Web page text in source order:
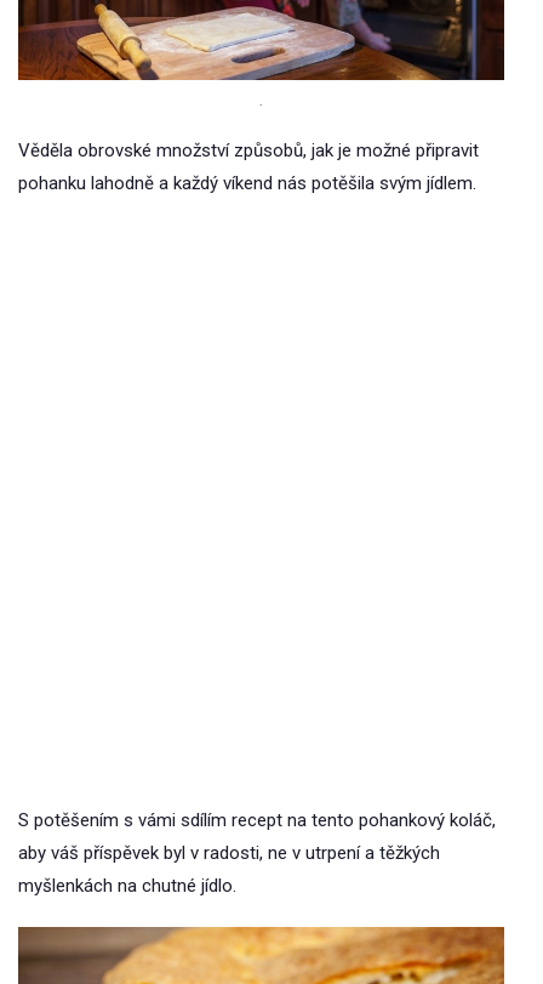
.
Věděla obrovské množství způsobů, jak je možné připravit
pohanku lahodně a každý víkend nás potěšila svým jídlem.
S potěšením s vámi sdílím recept na tento pohankový koláč,
aby váš příspěvek byl v radosti, ne v utrpení a těžkých
myšlenkách na chutné jídlo.